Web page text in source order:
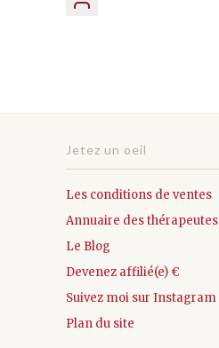
Jetez un oeil
Les conditions de ventes
Annuaire des thérapeutes
Le Blog
Devenez affilié(e) €
Suivez moi sur Instagram
Plan du site